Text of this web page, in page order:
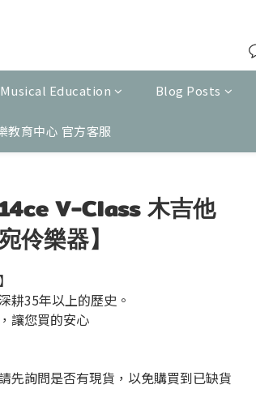
Musical Education Blog Posts
教育中心 官方客服
V-Class 木吉他
伶樂器】
耕35年以上的歷史。
讓您買的安心
先詢問是否有現貨，以免購買到已缺貨